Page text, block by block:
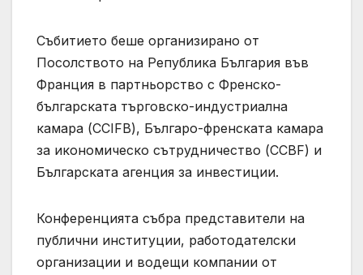
Събитието беше организирано от
Посолството на Република България във
Франция в партньорство с Френско-
българската търговско-индустриална
камара (CCIFB), Българо-френската камара
за икономическо сътрудничество (CCBF) и
Българската агенция за инвестиции.
Конференцията събра представители на
публични институции, работодателски
организации и водещи компании от